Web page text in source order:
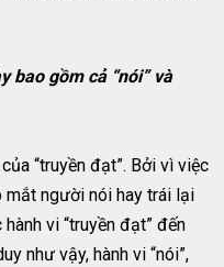
bao gồm cả “nói” và
“truyền đạt”. Bởi vì việc
mắt người nói hay trái lại
vi “truyền đạt” đến
như vậy, hành vi “nói”,